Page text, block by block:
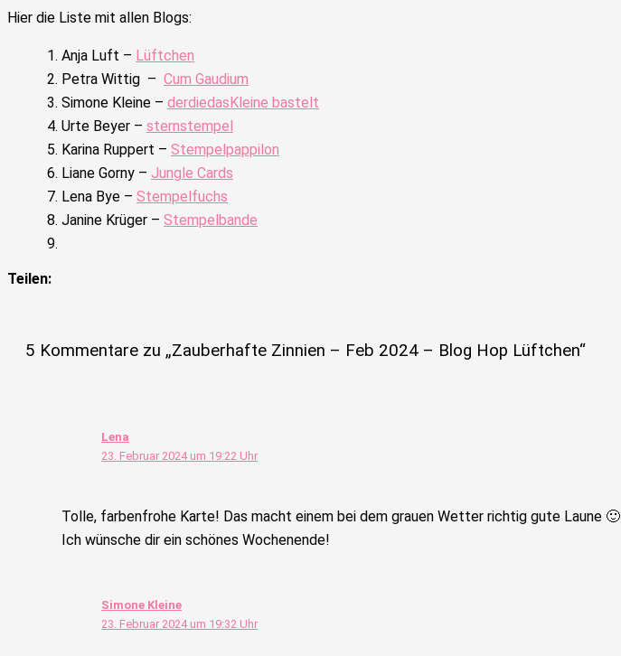
Hier die Liste mit allen Blogs:
Anja Luft – Lüftchen
Petra Wittig – Cum Gaudium
Simone Kleine – derdiedasKleine bastelt
Urte Beyer – sternstempel
Karina Ruppert – Stempelpappilon
Liane Gorny – Jungle Cards
Lena Bye – Stempelfuchs
Janine Krüger – Stempelbande
Teilen:
5 Kommentare zu „Zauberhafte Zinnien – Feb 2024 – Blog Hop Lüftchen“
Lena
23. Februar 2024 um 19:22 Uhr
Tolle, farbenfrohe Karte! Das macht einem bei dem grauen Wetter richtig gute Laune 🙂
Ich wünsche dir ein schönes Wochenende!
Simone Kleine
23. Februar 2024 um 19:32 Uhr